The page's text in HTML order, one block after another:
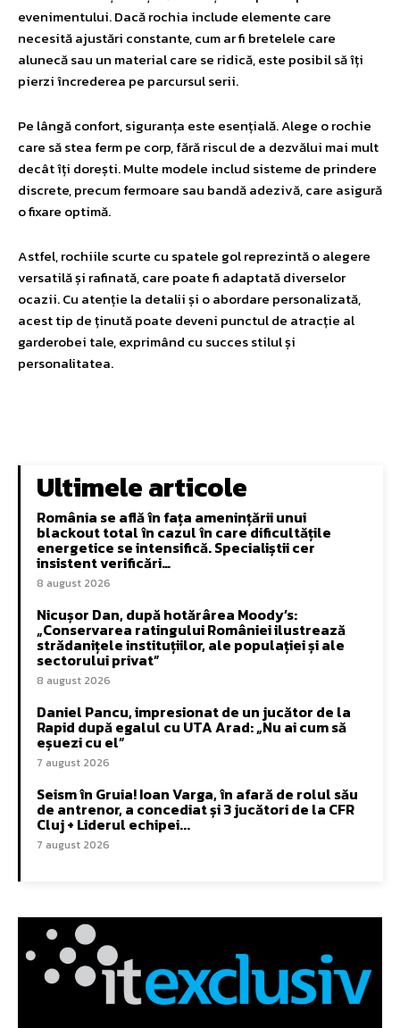
evenimentului. Dacă rochia include elemente care
necesită ajustări constante, cum ar fi bretelele care
alunecă sau un material care se ridică, este posibil să îți
pierzi încrederea pe parcursul serii.
Pe lângă confort, siguranța este esențială. Alege o rochie
care să stea ferm pe corp, fără riscul de a dezvălui mai mult
decât îți dorești. Multe modele includ sisteme de prindere
discrete, precum fermoare sau bandă adezivă, care asigură
o fixare optimă.
Astfel, rochiile scurte cu spatele gol reprezintă o alegere
versatilă și rafinată, care poate fi adaptată diverselor
ocazii. Cu atenție la detalii și o abordare personalizată,
acest tip de ținută poate deveni punctul de atracție al
garderobei tale, exprimând cu succes stilul și
personalitatea.
Ultimele articole
România se află în fața amenințării unui
blackout total în cazul în care dificultățile
energetice se intensifică. Specialiștii cer
insistent verificări…
8 august 2026
Nicușor Dan, după hotărârea Moody’s:
„Conservarea ratingului României ilustrează
strădanițele instituțiilor, ale populației și ale
sectorului privat”
8 august 2026
Daniel Pancu, impresionat de un jucător de la
Rapid după egalul cu UTA Arad: „Nu ai cum să
eșuezi cu el”
7 august 2026
Seism în Gruia! Ioan Varga, în afară de rolul său
de antrenor, a concediat și 3 jucători de la CFR
Cluj + Liderul echipei...
7 august 2026